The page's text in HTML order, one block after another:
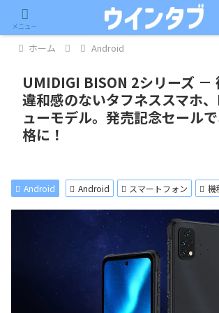
記事内に広告が含まれています。
ホーム Android
UMIDIGI BISON 2シリーズ －
違和感のないタフネススマホ
ューモデル。発売記念セール
格に！
Android Android スマートフォン 機
メニュー